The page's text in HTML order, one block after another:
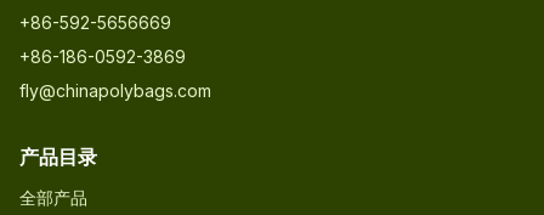
+86-592-5656669
+86-186-0592-3869
fly@chinapolybags.com
产品目录
全部产品